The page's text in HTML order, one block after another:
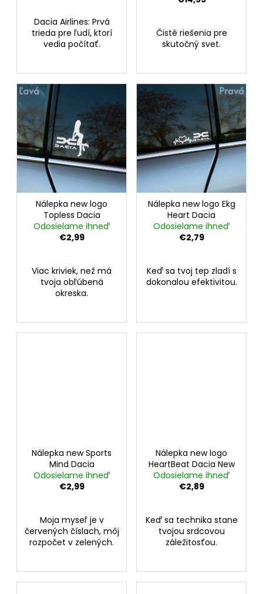
Dacia Airlines: Prvá
trieda pre ľudí, ktorí
vedia počítať.
Čisté riešenia pre
skutočný svet.
Nálepka new logo
Topless Dacia
Odosielame ihneď
€2,99
Viac kriviek, než má
tvoja obľúbená
okreska.
Nálepka new logo Ekg
Heart Dacia
Odosielame ihneď
€2,79
Keď sa tvoj tep zladí s
dokonalou efektivitou.
Nálepka new Sports
Mind Dacia
Odosielame ihneď
€2,99
Moja myseľ je v
červených číslach, môj
rozpočet v zelených.
Nálepka new logo
HeartBeat Dacia New
Odosielame ihneď
€2,89
Keď sa technika stane
tvojou srdcovou
záležitosťou.